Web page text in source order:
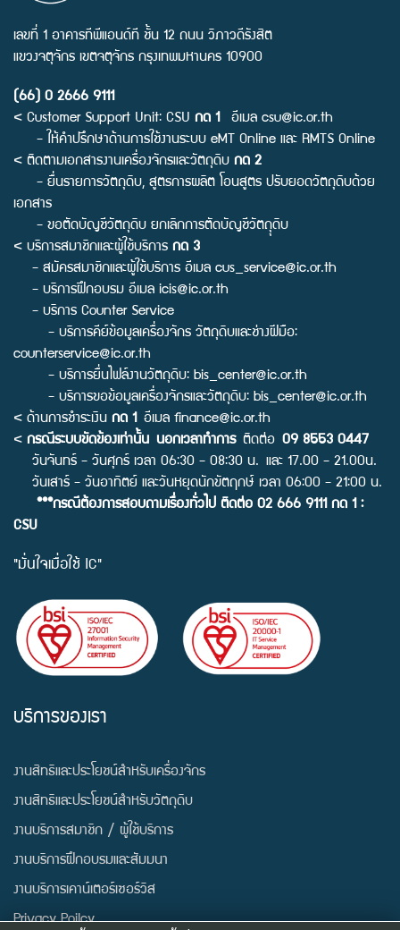
เลขที่ 1 อาคารทีพีแอนด์ที ชั้น 12 ถนน วิภาวดีรังสิต
แขวงจตุจักร เขตจตุจักร กรุงเทพมหานคร 10900
(66) 0 2666 9111
< Customer Support Unit: CSU กด 1อีเมล csu@ic.or.th
- ให้คำปรึกษาด้านการใช้งานระบบ eMT Online และ RMTS Online
< ติดตามเอกสารงานเครื่องจักรและวัตถุดิบ กด 2
- ยื่นรายการวัตถุดิบ, สูตรการผลิต โอนสูตร ปรับยอดวัตถุดิบด้วย
เอกสาร
- ขอตัดบัญชีวัตถุดิบ ยกเลิกการตัดบัญชีวัตถุุดิบ
< บริการสมาชิกและผู้ใช้บริการ กด 3
- สมัครสมาชิกและผู้ใช้บริการ อีเมล cus_service@ic.or.th
- บริการฝึกอบรม อีเมล icis@ic.or.th
- บริการ Counter Service
- บริการคีย์ข้อมูลเครื่องจักร วัตถุดิบและช่างฝีมือ:
counterservice@ic.or.th
- บริการยื่นไฟล์งานวัตถุดิบ: bis_center@ic.or.th
- บริการขอข้อมูลเครื่องจักรและวัตถุดิบ: bis_center@ic.or.th
< ด้านการชำระเงิน กด 1 อีเมล finance@ic.or.th
< กรณีระบบขัดข้องเท่านั้น นอกเวลาทำการ ติดต่อ 09 8553 0447
วันจันทร์ - วันศุกร์ เวลา 06:30 - 08:30 น. และ 17.00 - 21.00น.
วันเสาร์ - วันอาทิตย์ และวันหยุดนักขัตฤกษ์ เวลา 06:00 - 21:00 น.
***กรณีต้องการสอบถามเรื่องทั่วไป ติดต่อ 02 666 9111 กด 1 :
CSU
"มั่นใจเมื่อใช้ IC"
บริการของเรา
งานสิทธิและประโยชน์สำหรับเครื่องจักร
งานสิทธิและประโยชน์สำหรับวัตถุดิบ
งานบริการสมาชิก / ผู้ใช้บริการ
งานบริการฝึกอบรมและสัมมนา
งานบริการเคาน์เตอร์เซอร์วิส
Privacy Poilcy